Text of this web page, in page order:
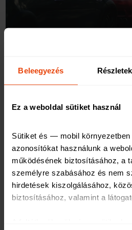
Beleegyezés Részletek
Ez a weboldal sütiket használ
Sütiket és — mobil
azonosítókat használunk a
működésének biztosításához, a
személyre szabásához és nem
hirdetések kiszolgálásához,
biztosításához, valamint a
2022. január 21.
A home staging 6
vevőjelöltek számára. Ha jól
mellett ez akár a vételárban is
nem tartjuk be az alapszabályokat,
térül meg a pénz- és
megmutatjuk a legfontosabb